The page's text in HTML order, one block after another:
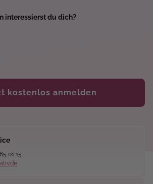
interessierst du dich?
kostenlos anmelden
01 15